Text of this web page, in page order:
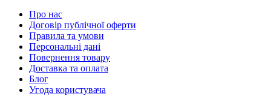
Про нас
Договір публічної оферти
Правила та умови
Персональні дані
Повернення товару
Доставка та оплата
Блог
Угода користувача